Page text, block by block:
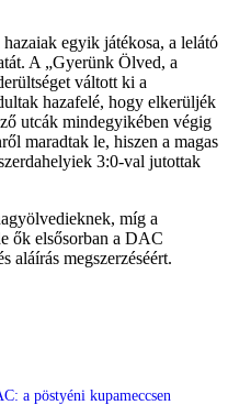
egyik játékosa, a lelátó
A „Gyerünk Ölved, a
váltott ki a
hazafelé, hogy elkerüljék
utcák mindegyikében végig
maradtak le, hiszen a magas
3:0-val jutottak
míg a
ők elsősorban a DAC
aláírás megszerzéséért.
a pöstyéni kupameccsen